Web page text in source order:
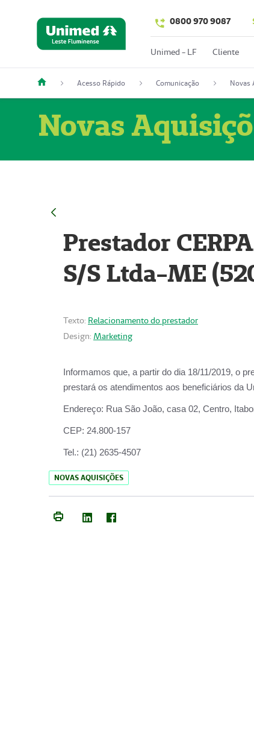
0800 970 9087
Unimed - LF Cliente
Acesso Rápido Comunicação Novas
Novas
Prestador
S/S Ltda-ME
Texto: Relacionamento do prestador
Design: Marketing
Informamos que, a partir do dia 18/11/2019, o
prestará os atendimentos aos beneficiários da
Endereço: Rua São João, casa 02, Centro,
CEP: 24.800-157
Tel.: (21) 2635-4507
NOVAS AQUISIÇÕES